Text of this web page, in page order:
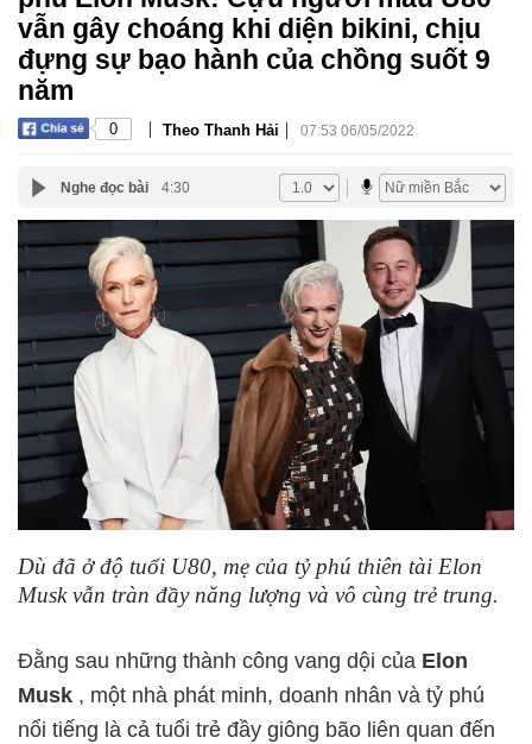
vẫn gây choáng khi diện bikini, chịu
đựng sự bạo hành của chồng suốt 9
năm
0 | Theo Thanh Hải | 07:53 06/05/2022
Nghe đọc bài 4:30
Dù đã ở độ tuổi U80, mẹ của tỷ phú thiên tài Elon
Musk vẫn tràn đầy năng lượng và vô cùng trẻ trung.
Đằng sau những thành công vang dội của Elon
Musk , một nhà phát minh, doanh nhân và tỷ phú
nổi tiếng là cả tuổi trẻ đầy giông bão liên quan đến